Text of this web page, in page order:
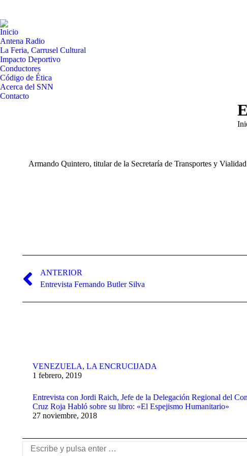
Inicio
Antena Radio
La Feria, Carrusel Cultural
Impacto Deportivo
Conductores
Código de Ética
Acerca del SNN
Contacto
Armando Quintero, titular de la Secretaría de Transportes y
entre
publicaciones
ANTERIOR
Publicación
Entrevista Fernando Butler Silva
VENEZUELA, LA ENCRUCIJADA
1 febrero, 2019
Entrevista con Jordi Raich, Jefe de la Delegación Regional del
Cruz Roja Habló sobre su libro: «El Espejismo Humanitario»
27 noviembre, 2018
Buscar: